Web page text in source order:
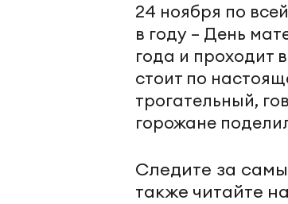
24 ноября по
в году – День
года и проходит
стоит по
трогательный,
горожане
Следите за
также читайте